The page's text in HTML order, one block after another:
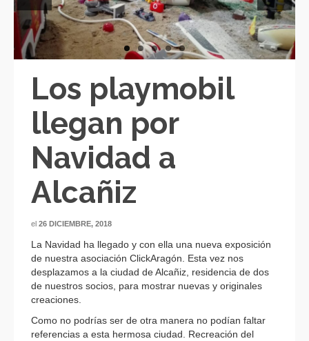
Previous Next
Los playmobil
llegan por
Navidad a
Alcañiz
el 26 DICIEMBRE, 2018
La Navidad ha llegado y con ella una nueva exposición
de nuestra asociación ClickAragón. Esta vez nos
desplazamos a la ciudad de Alcañiz, residencia de dos
de nuestros socios, para mostrar nuevas y originales
creaciones.
Como no podrías ser de otra manera no podían faltar
referencias a esta hermosa ciudad. Recreación del